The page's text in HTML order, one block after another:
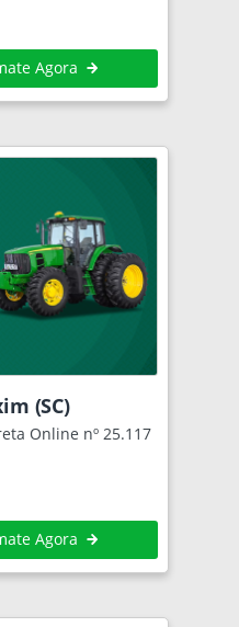
Agora
(SC)
Online nº 25.117
Agora